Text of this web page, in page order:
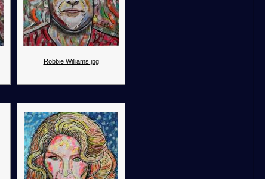
Robbie Williams.jpg